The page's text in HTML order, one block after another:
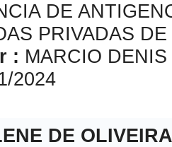
DE
PRIVADAS
: MARCIO
2024
DE